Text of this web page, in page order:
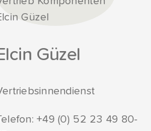
Güzel
+49 (0) 52 23 49 80-